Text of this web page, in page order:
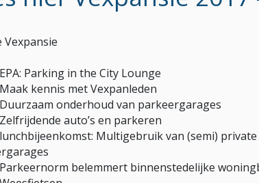
Vexpansie
Parking in the City Lounge
kennis met Vexpanleden
onderhoud van parkeergarages
auto’s en parkeren
Multigebruik van (semi) private
belemmert binnenstedelijke